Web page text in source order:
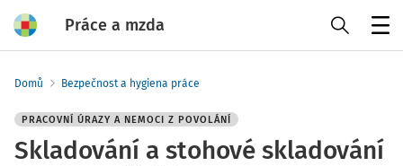
Práce a mzda
Domů Bezpečnost a hygiena práce
PRACOVNÍ ÚRAZY A NEMOCI Z POVOLÁNÍ
Skladování a stohové skladování